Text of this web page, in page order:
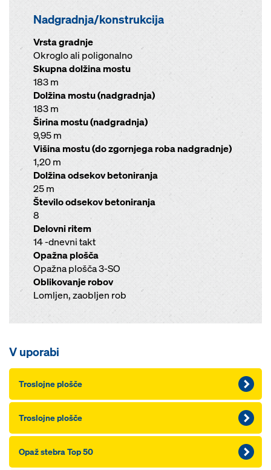
Nadgradnja/konstrukcija
Vrsta gradnje
Okroglo ali poligonalno
Skupna dolžina mostu
183 m
Dolžina mostu (nadgradnja)
183 m
Širina mostu (nadgradnja)
9,95 m
Višina mostu (do zgornjega roba nadgradnje)
1,20 m
Dolžina odsekov betoniranja
25 m
Število odsekov betoniranja
8
Delovni ritem
14 -dnevni takt
Opažna plošča
Opažna plošča 3-SO
Oblikovanje robov
Lomljen, zaobljen rob
V uporabi
Troslojne plošče
Troslojne plošče
Opaž stebra Top 50